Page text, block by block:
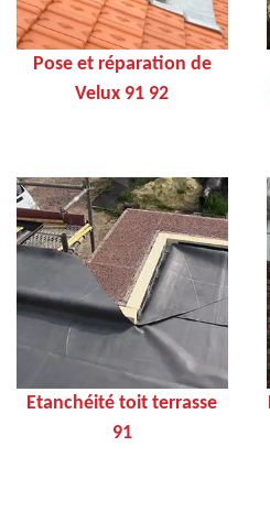
Pose et réparation de
Velux 91 92
Etanchéité toit terrasse
91